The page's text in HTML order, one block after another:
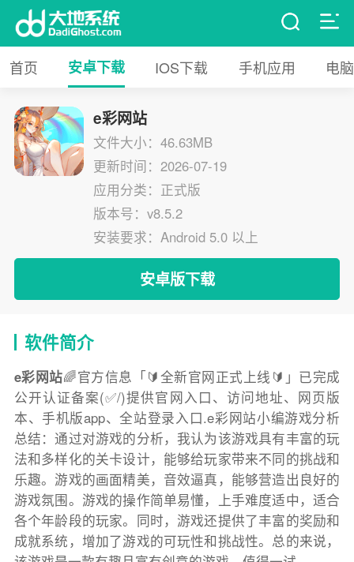
首页 安卓下载 IOS下载 手机应用 电
e彩网站
文件大小：46.63MB
更新时间：2026-07-19
应用分类：正式版
版本号：v8.5.2
安装要求：Android 5.0 以上
安卓版下载
软件简介
e彩网站🌈官方信息「🔰全新官网正式上线🔰」已完成
公开认证备案(✅/)提供官网入口、访问地址、网页版
本、手机版app、全站登录入口.e彩网站小编游戏分析
总结：通过对游戏的分析，我认为该游戏具有丰富的玩
法和多样化的关卡设计，能够给玩家带来不同的挑战和
乐趣。游戏的画面精美，音效逼真，能够营造出良好的
游戏氛围。游戏的操作简单易懂，上手难度适中，适合
各个年龄段的玩家。同时，游戏还提供了丰富的奖励和
成就系统，增加了游戏的可玩性和挑战性。总的来说，